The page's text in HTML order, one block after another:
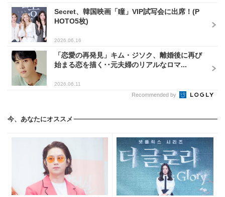
Secret、韓国映画「瞳」VIP試写会に出席！(P
HOTO5枚)
2026.06.16
「恋愛の再発見」キム・ジソク、離婚後に再び
始まる恋を描く･･元夫婦のリアルなロマ...
2026.06.11
Recommended by
今、あなたにオススメ